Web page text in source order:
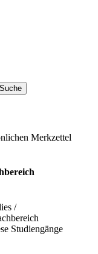
Merkzettel
/
Studiengänge